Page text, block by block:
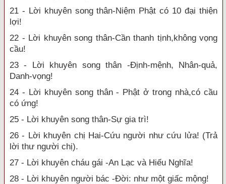
21 - Lời khuyên song thân-Niệm Phật có 10 đại thiện
lợi!
22 - Lời khuyên song thân-Cần thanh tịnh,không vọng
cầu!
23 - Lời khuyên song thân -Định-mệnh, Nhân-quả,
Danh-vọng!
24 - Lời khuyên song thân - Phật ở trong nhà,có cầu
có ứng!
25 - Lời khuyên song thân-Sự gia trì!
26 - Lời khuyên chị Hai-Cứu người như cứu lửa! (Trả
lời thư người chị).
27 - Lời khuyên cháu gái -An Lạc và Hiếu Nghĩa!
28 - Lời khuyên người bác -Đời: như một giấc mộng!